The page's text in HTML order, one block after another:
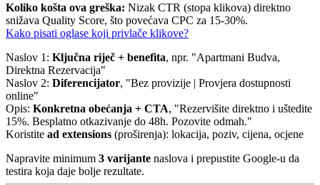
Koliko košta ova greška: Nizak CTR (stopa klikova) direktno
snižava Quality Score, što povećava CPC za 15-30%.
Kako pisati oglase koji privlače klikove?
Naslov 1: Ključna riječ + benefita, npr. "Apartmani Budva,
Direktna Rezervacija"
Naslov 2: Diferencijator, "Bez provizije | Provjera dostupnosti
online"
Opis: Konkretna obećanja + CTA, "Rezervišite direktno i uštedite
15%. Besplatno otkazivanje do 48h. Pozovite odmah."
Koristite ad extensions (proširenja): lokacija, poziv, cijena, ocjene
Napravite minimum 3 varijante naslova i prepustite Google-u da
testira koja daje bolje rezultate.